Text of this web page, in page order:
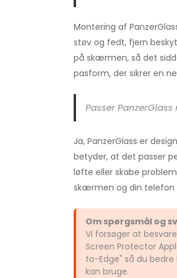
Montering af
støv og fedt, fjern
på skærmen, så det
pasform, der sikrer en
Passer
Ja, PanzerGlass er
betyder, at det passer
løfte eller skabe
skærmen og din
Om spørgsmål og
Vi forsøger at
Screen Protector
to-Edge" så du
kan bruge.